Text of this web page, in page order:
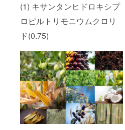
(1) キサンタンヒドロキシプ
ロピルトリモニウムクロリ
ド(0.75)